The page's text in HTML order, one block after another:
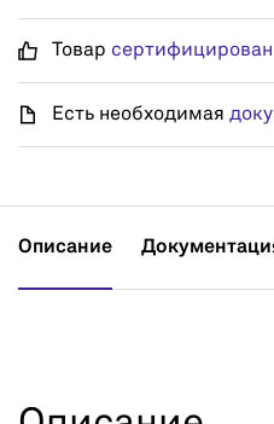
Товар сертифицирован
Есть необходимая
Описание